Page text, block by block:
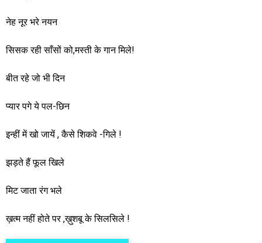
नेह नूर भरे नयन
सिसक रही साँसों को,मस्ती के गान मिले!
बीत रहे जो भी दिन
प्यार पगे ये पल-छिन
इन्हीं में खो जायें , कैसे शिकवे -गिले !
झड़ते हैं फूल खिले
मिट जाता रंग भले
ख़त्म नहीं होते पर ,ख़ुशबू के सिलसिले !